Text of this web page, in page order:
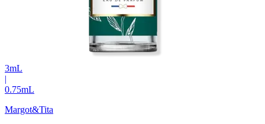
3mL
|
0.75mL
Margot&Tita